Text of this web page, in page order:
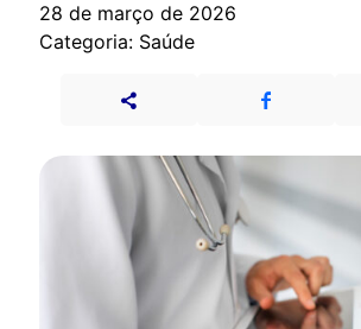
28 de março de 2026
Categoria: Saúde